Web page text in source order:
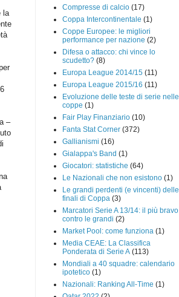
la
–
Compresse di calcio (17)
Coppa Intercontinentale (1)
Coppe Europee: le migliori
performance per nazione (2)
Difesa o attacco: chi vince lo
scudetto? (8)
Europa League 2014/15 (11)
Europa League 2015/16 (11)
Evoluzione delle teste di serie nelle
coppe (1)
Fair Play Finanziario (10)
Fanta Stat Corner (372)
Gallianismi (16)
Gialappa's Band (1)
Giocatori: statistiche (64)
Le Nazionali che non esistono (1)
Le grandi perdenti (e vincenti) delle
finali di Coppa (3)
Marcatori Serie A 13/14: il più bravo
contro le grandi (2)
Market Pool: come funziona (1)
Media CEAE: La Classifica
Ponderata di Serie A (113)
Mondiali a 40 squadre: calendario
ipotetico (1)
Nazionali: Ranking All-Time (1)